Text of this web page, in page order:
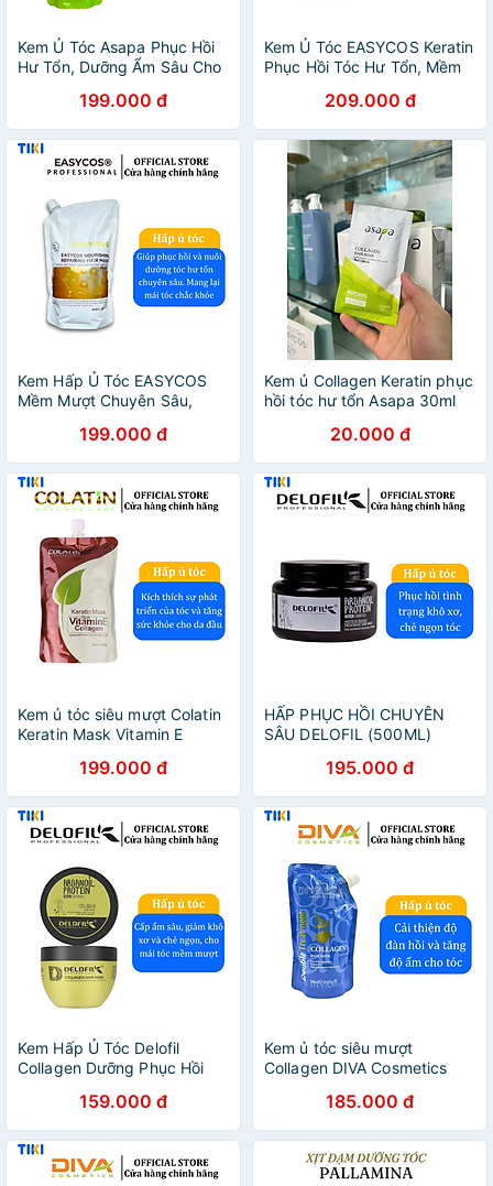
Kem Ủ Tóc Asapa Phục Hồi
Hư Tổn, Dưỡng Ẩm Sâu Cho
Salon 500ml199.000 đ
Kem Ủ Tóc EASYCOS Keratin
Phục Hồi Tóc Hư Tổn, Mềm
209.000 đ
Kem Hấp Ủ Tóc EASYCOS
Mềm Mượt Chuyên Sâu,
Gãy Rụng 1000ml
199.000 đ
Kem ủ Collagen Keratin phục
hồi tóc hư tổn Asapa 30ml
20.000 đ
Kem ủ tóc siêu mượt Colatin
Keratin Mask Vitamin E
199.000 đ
HẤP PHỤC HỒI CHUYÊN
SÂU DELOFIL (500ML)
195.000 đ
Kem Hấp Ủ Tóc Delofil
Collagen Dưỡng Phục Hồi
Salon 250ml159.000 đ
Kem ủ tóc siêu mượt
Collagen DIVA Cosmetics
185.000 đ